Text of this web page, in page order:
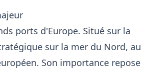
ports d'Europe. Situé sur la
sur la mer du Nord, au
Son importance repose